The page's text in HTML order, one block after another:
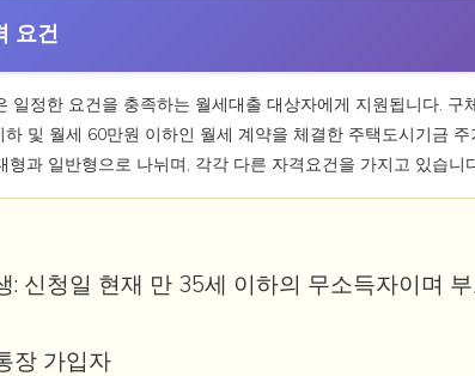
요건
일정한 요건을 충족하는 월세대출 대상자에게 지원됩니다. 구
및 월세 60만원 이하인 월세 계약을 체결한 주택도시기금
형과 일반형으로 나뉘며, 각각 다른 자격요건을 가지고 있습니
: 신청일 현재 만 35세 이하의 무소득자이며
장 가입자